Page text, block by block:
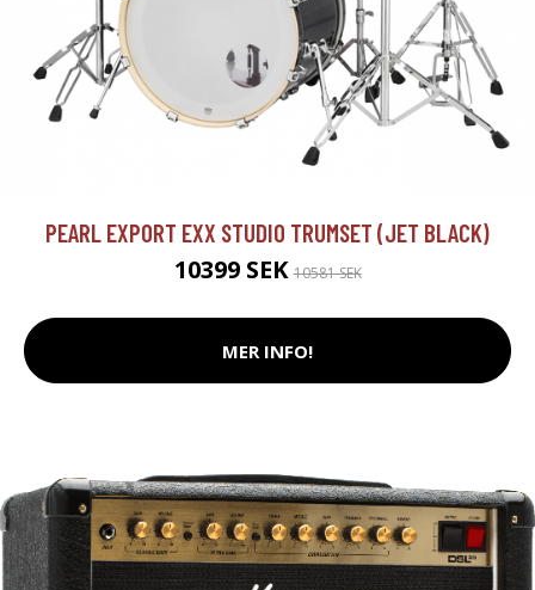
PEARL EXPORT EXX STUDIO TRUMSET (JET BLACK)
10399 SEK10581 SEK
MER INFO!